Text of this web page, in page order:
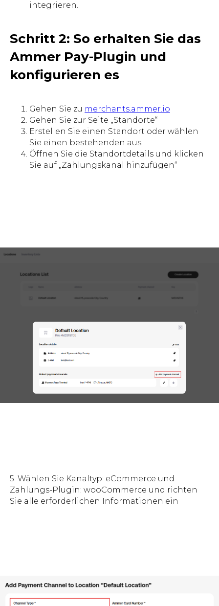
integrieren.
Schritt 2: So erhalten Sie das
Ammer Pay-Plugin und
konfigurieren es
Gehen Sie zu merchants.ammer.io
Gehen Sie zur Seite „Standorte“
Erstellen Sie einen Standort oder wählen
Sie einen bestehenden aus
Öffnen Sie die Standortdetails und klicken
Sie auf „Zahlungskanal hinzufügen“
5. Wählen Sie Kanaltyp: eCommerce und
Zahlungs-Plugin: wooCommerce und richten
Sie alle erforderlichen Informationen ein